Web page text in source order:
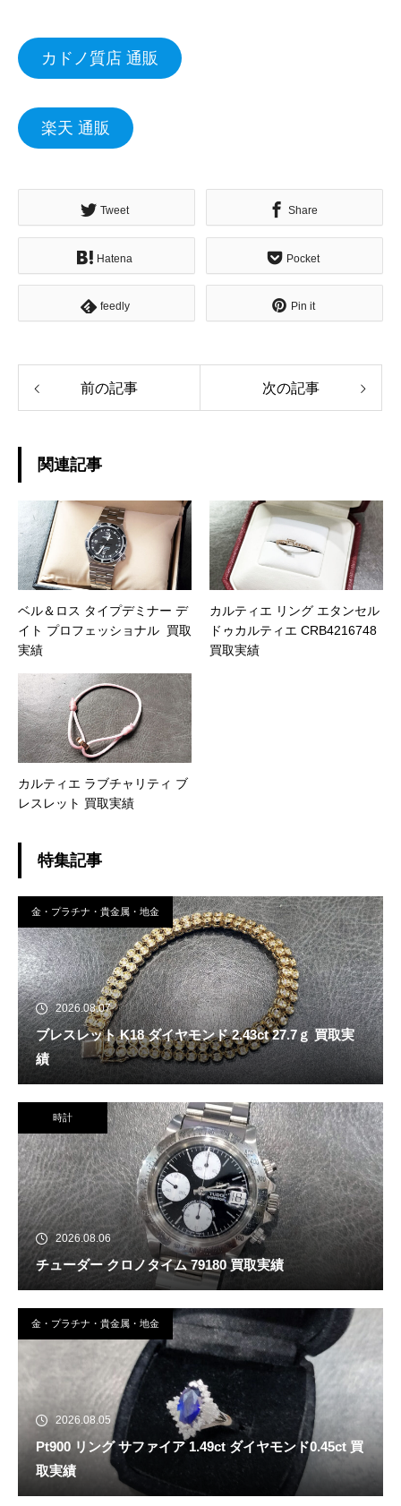
カドノ質店 通販
楽天 通販
Tweet Share
Hatena Pocket
feedly Pin it
前の記事 次の記事
関連記事
ベル＆ロス タイプデミナー デ
イト プロフェッショナル 買取
実績
カルティエ リング エタンセル
ドゥカルティエ CRB4216748
買取実績
カルティエ ラブチャリティ ブ
レスレット 買取実績
特集記事
金・プラチナ・貴金属・地金
2026.08.07
ブレスレット K18 ダイヤモンド 2.43ct 27.7ｇ 買取実
績
時計
2026.08.06
チューダー クロノタイム 79180 買取実績
金・プラチナ・貴金属・地金
2026.08.05
Pt900 リング サファイア 1.49ct ダイヤモンド0.45ct 買
取実績